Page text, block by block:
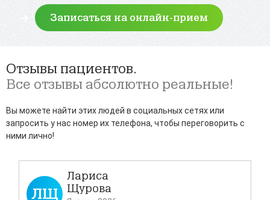
Отзывы пациентов.
Все отзывы абсолютно реальные!
Вы можете найти этих людей в социальных сетях или
запросить у нас номер их телефона, чтобы переговорить с
ними лично!
ЛЩ
Лариса
Щурова